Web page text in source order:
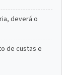
deverá o
de custas e